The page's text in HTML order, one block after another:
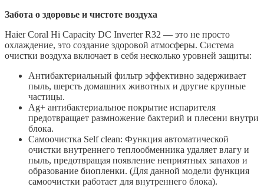
Забота о здоровье и чистоте воздуха
Haier Coral Hi Capacity DC Inverter R32 — это не просто
охлаждение, это создание здоровой атмосферы. Система
очистки воздуха включает в себя несколько уровней защиты:
Антибактериальный фильтр эффективно задерживает
пыль, шерсть домашних животных и другие крупные
частицы.
Ag+ антибактериальное покрытие испарителя
предотвращает размножение бактерий и плесени внутри
блока.
Самоочистка Self clean: Функция автоматической
очистки внутреннего теплообменника удаляет влагу и
пыль, предотвращая появление неприятных запахов и
образование биопленки. (Для данной модели функция
самоочистки работает для внутреннего блока).